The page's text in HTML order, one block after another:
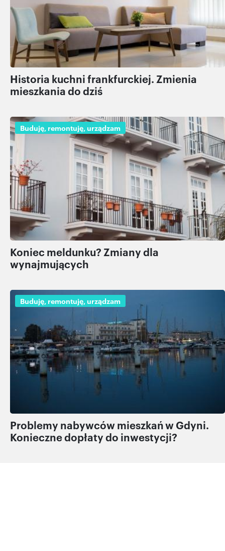
Historia kuchni frankfurckiej. Zmienia
mieszkania do dziś
Buduję, remontuję, urządzam
Koniec meldunku? Zmiany dla
wynajmujących
Buduję, remontuję, urządzam
Problemy nabywców mieszkań w Gdyni.
Konieczne dopłaty do inwestycji?